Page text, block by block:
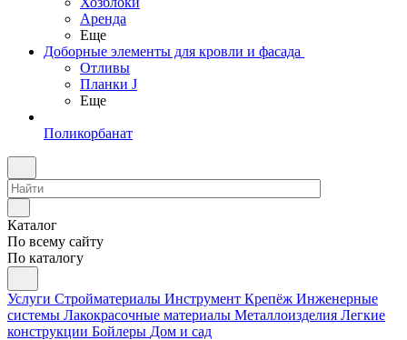
Аренда
Еще
Доборные элементы для кровли и фасада
Отливы
Планки J
Еще
Поликорбанат
Каталог
По всему сайту
По каталогу
Услуги Стройматериалы Инструмент Крепёж Инженерные
системы Лакокрасочные материалы Металлоизделия Легкие
конструкции Бойлеры Дом и сад